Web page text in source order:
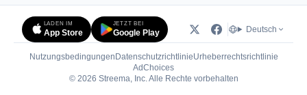
LADEN IM
App Store
JETZT BEI
Google Play Deutsch
Nutzungsbedingungen DatenschutzrichtlinieUrheberrechtsrichtlinie
AdChoices(öffnet in neuem Tab)
© 2026 Streema, Inc. Alle Rechte vorbehalten